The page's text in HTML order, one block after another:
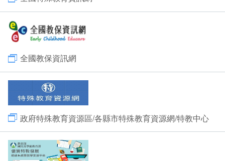
全國教保資訊網
政府特殊教育資源區/各縣市特殊教育資源網/特教中心